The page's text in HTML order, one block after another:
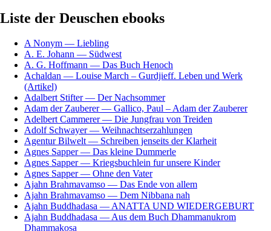
Liste der Deuschen ebooks
A Nonym — Liebling
A. E. Johann — Südwest
A. G. Hoffmann — Das Buch Henoch
Achaldan — Louise March – Gurdjieff. Leben und Werk
(Artikel)
Adalbert Stifter — Der Nachsommer
Adam der Zauberer — Gallico, Paul – Adam der Zauberer
Adelbert Cammerer — Die Jungfrau von Treiden
Adolf Schwayer — Weihnachtserzahlungen
Agentur Bilwelt — Schreiben jenseits der Klarheit
Agnes Sapper — Das kleine Dummerle
Agnes Sapper — Kriegsbuchlein fur unsere Kinder
Agnes Sapper — Ohne den Vater
Ajahn Brahmavamso — Das Ende von allem
Ajahn Brahmavamso — Dem Nibbana nah
Ajahn Buddhadasa — ANATTA UND WIEDERGEBURT
Ajahn Buddhadasa — Aus dem Buch Dhammanukrom
Dhammakosa